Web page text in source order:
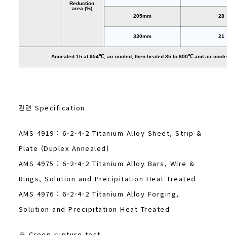
Reduction
area (%)
205mm 28
330mm 21
Annealed 1h at 954℃, air cooled, then heated 8h to 600℃ and air
관련 Specification
AMS 4919 : 6-2-4-2 Titanium Alloy Sheet, Strip &
Plate (Duplex Annealed)
AMS 4975 : 6-2-4-2 Titanium Alloy Bars, Wire &
Rings, Solution and Precipitation Heat Treated
AMS 4976 : 6-2-4-2 Titanium Alloy Forging,
Solution and Precipitation Heat Treated